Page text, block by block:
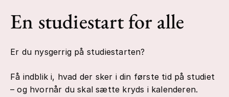
En studiestart for alle
Er du nysgerrig på studiestarten?
Få indblik i, hvad der sker i din første tid på studiet
– og hvornår du skal sætte kryds i kalenderen.